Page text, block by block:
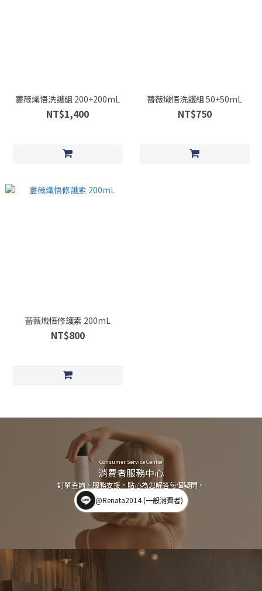
薔薇熾悟洗護組 200+200mL
NT$1,400
薔薇熾悟洗護組 50+50mL
NT$750
薔薇熾悟修護素 200mL
NT$800
Consumer Service Center
消費者服務中心
訂單查詢、服務支援，貼心為您解答每個疑問。
@Renata2014 (一般消費者)